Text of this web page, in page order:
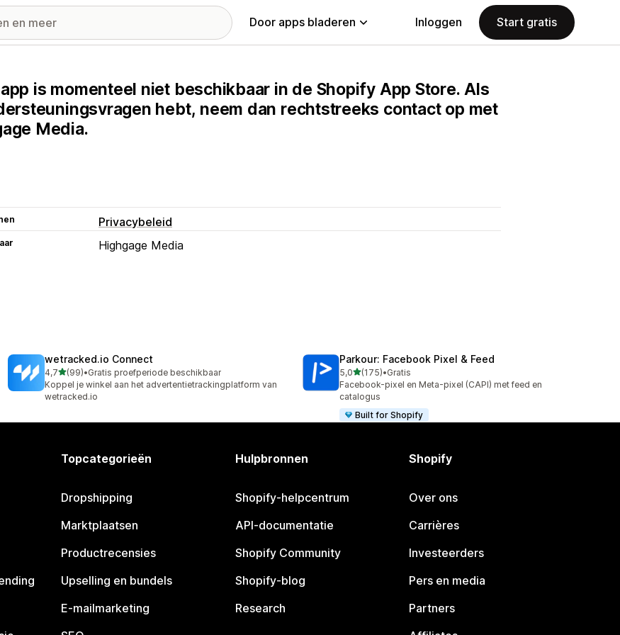
Door apps bladeren Inloggen Start gratis
is momenteel niet beschikbaar in de Shopify App Store. Als
hebt, neem dan rechtstreeks contact op met
Media.
Privacybeleid
Highgage Media
wetracked.io Connect
4,7van 5 sterren
(99)
99 recensies in totaal
•Gratis proefperiode beschikbaar
Koppel je winkel aan het advertentietrackingplatform van
wetracked.io
Parkour: Facebook Pixel & Feed
5,0van 5 sterren
(175)
175 recensies in totaal
•Gratis
Facebook-pixel en Meta-pixel (CAPI) met feed en
catalogus
Built for Shopify
Topcategorieën
Dropshipping
Marktplaatsen
Productrecensies
Upselling en bundels
E-mailmarketing
Hulpbronnen
Shopify-helpcentrum
API-documentatie
Shopify Community
Shopify-blog
Research
Shopify
Over ons
Carrières
Investeerders
Pers en media
Partners